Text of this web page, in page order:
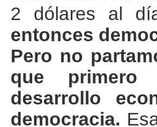
2 dólares al
entonces
Pero no
que primero
desarrollo
democracia.